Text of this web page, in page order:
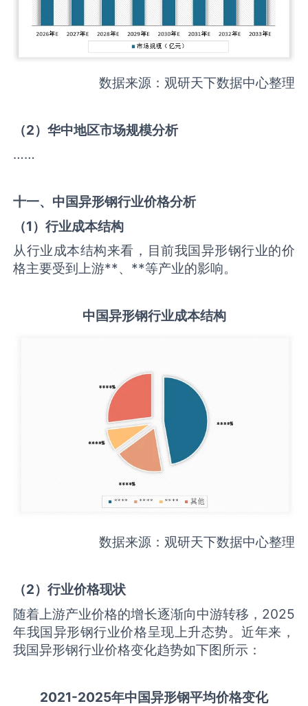
数据来源：观研天下数据中心整理
（2）华中地区市场规模分析
……
十一、中国异形钢行业价格分析
（1）行业成本结构
从行业成本结构来看，目前我国异形钢行业的价
格主要受到上游**、**等产业的影响。
中国异形钢行业成本结构
数据来源：观研天下数据中心整理
（2）行业价格现状
随着上游产业价格的增长逐渐向中游转移，2025
年我国异形钢行业价格呈现上升态势。近年来，
我国异形钢行业价格变化趋势如下图所示：
2021-2025年中国异形钢平均价格变化